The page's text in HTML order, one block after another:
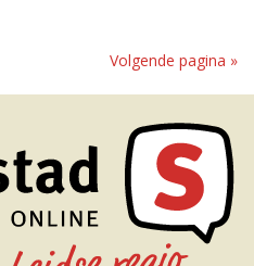
Volgende pagina »